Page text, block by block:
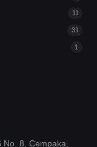
11
31
1
No. 8, Cempaka,